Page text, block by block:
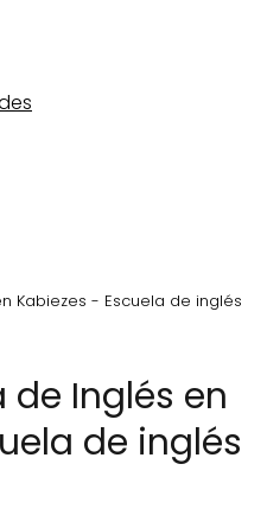
Kabiezes - Escuela de inglés
de inglés